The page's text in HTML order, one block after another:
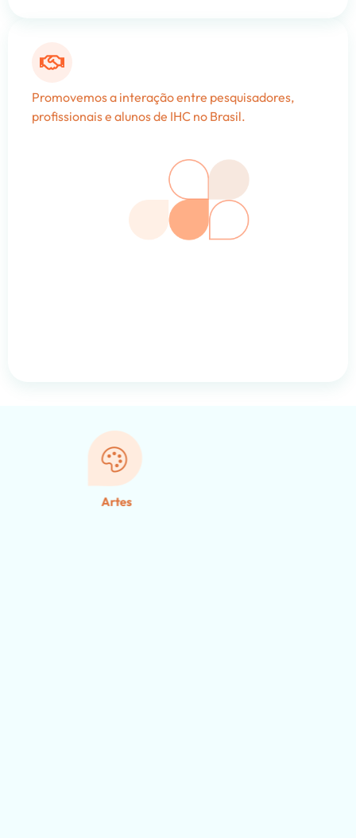
Promovemos a interação entre pesquisadores,
profissionais e alunos de IHC no Brasil.